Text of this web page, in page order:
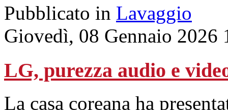
Pubblicato in Lavaggio
Giovedì, 08 Gennaio 2026
LG, purezza audio e
La casa coreana ha